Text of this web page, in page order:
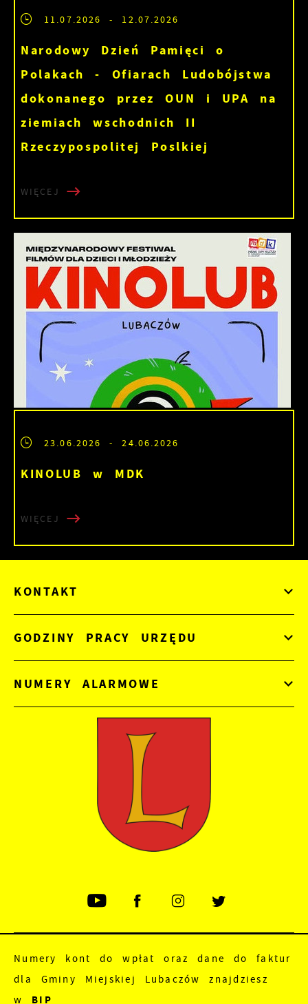
11.07.2026 - 12.07.2026
Narodowy Dzień Pamięci o
Polakach - Ofiarach Ludobójstwa
dokonanego przez OUN i UPA na
ziemiach wschodnich II
Rzeczypospolitej Poslkiej
WIĘCEJ
23.06.2026 - 24.06.2026
KINOLUB w MDK
WIĘCEJ
KONTAKT
GODZINY PRACY URZĘDU
NUMERY ALARMOWE
Numery kont do wpłat oraz dane do faktur
dla Gminy Miejskiej Lubaczów znajdziesz
w BIP